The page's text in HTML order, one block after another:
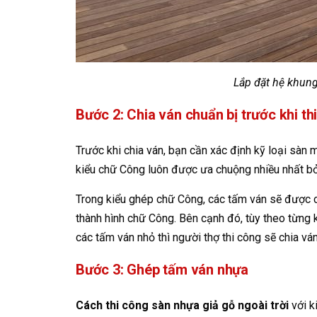
Lắp đặt hệ
Bước 2: Chia ván chuẩn bị trước khi
Trước khi chia ván, bạn cần xác định kỹ loại sàn
kiểu chữ Công luôn được ưa chuộng nhiều nhất
Trong kiểu ghép chữ Công, các tấm ván sẽ
thành hình chữ Công. Bên cạnh đó, tùy theo
các tấm ván nhỏ thì người thợ thi công sẽ chia
Bước 3: Ghép tấm ván nhựa
Cách thi công sàn nhựa giả gỗ ngoài trời với